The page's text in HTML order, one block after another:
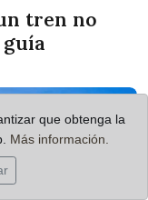
tren no
que obtenga la
Más información.